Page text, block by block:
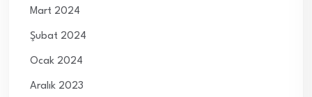
Mart 2024
Şubat 2024
Ocak 2024
Aralık 2023